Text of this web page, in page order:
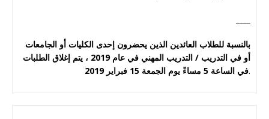
بالنسبة للطلاب العائدين الذين يحضرون إحدى الكليات أو الجامعات
أو في التدريب / التدريب المهني في عام 2019 ، يتم إغلاق الطلبات
في الساعة 5 مساءً يوم الجمعة 15 فبراير 2019.